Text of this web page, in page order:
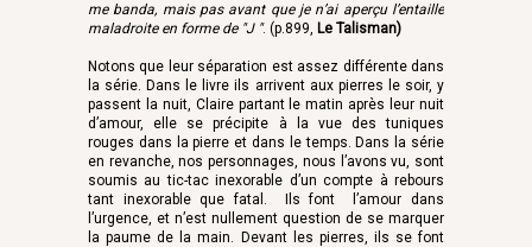
me banda, mais pas avant que je n’ai aperçu l’entaille
maladroite en forme de "J ". (p.899, Le Talisman)
Notons que leur séparation est assez différente dans
la série. Dans le livre ils arrivent aux pierres le soir, y
passent la nuit, Claire partant le matin après leur nuit
d’amour, elle se précipite à la vue des tuniques
rouges dans la pierre et dans le temps. Dans la série
en revanche, nos personnages, nous l’avons vu, sont
soumis au tic-tac inexorable d’un compte à rebours
tant inexorable que fatal. Ils font l’amour dans
l’urgence, et n’est nullement question de se marquer
la paume de la main. Devant les pierres, ils se font